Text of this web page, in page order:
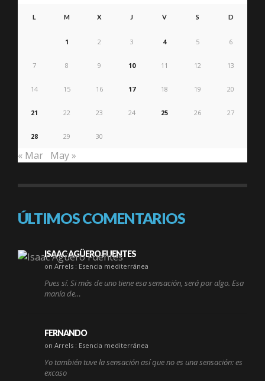
L M X J V S D
1 2 3 4 5 6
7 8 9 10 11 12 13
14 15 16 17 18 19 20
21 22 23 24 25 26 27
28 29 30
« Mar May »
ÚLTIMOS COMENTARIOS
ISAAC AGÜERO FUENTES
on Arrels : Esencia mediterránea
Pues sí. Si más de uno tiene esa sensación, será por algo. Esa
manía de…
FERNANDO
on Arrels : Esencia mediterránea
Yo también tuve la sensación así que no es una sensación: es
excaso